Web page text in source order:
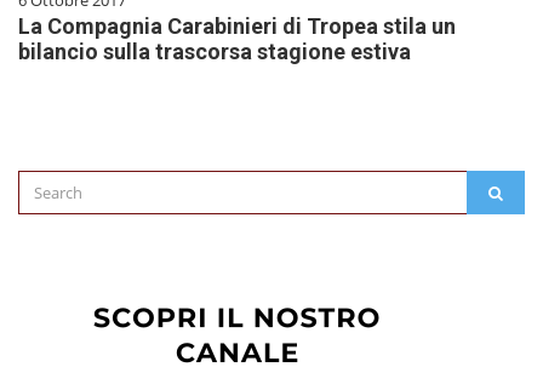
La Compagnia Carabinieri di Tropea stila un
bilancio sulla trascorsa stagione estiva
Search
for: